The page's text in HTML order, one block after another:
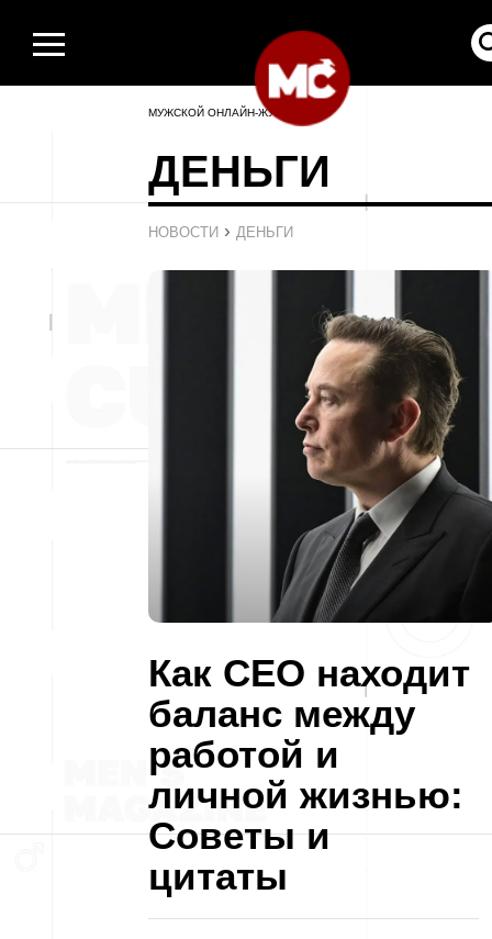
МУЖСКОЙ ОНЛАЙН-ЖУРНАЛ
ДЕНЬГИ
НОВОСТИ › ДЕНЬГИ
Как CEO находит
баланс между
работой и
личной жизнью:
Советы и
цитаты